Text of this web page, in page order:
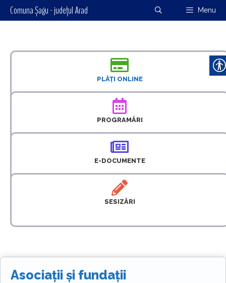
Comuna Șagu - județul Arad Menu
PLĂȚI ONLINE
PROGRAMĂRI
E-DOCUMENTE
SESIZĂRI
Asociații și fundații